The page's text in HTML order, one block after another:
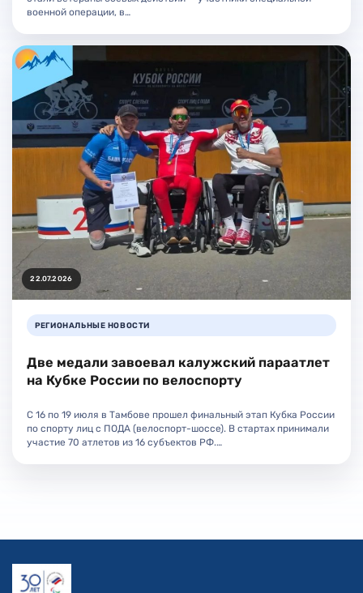
военной операции, в…
22.07.2026
РЕГИОНАЛЬНЫЕ НОВОСТИ
Две медали завоевал калужский параатлет
на Кубке России по велоспорту
С 16 по 19 июля в Тамбове прошел финальный этап Кубка России
по спорту лиц с ПОДА (велоспорт-шоссе). В стартах принимали
участие 70 атлетов из 16 субъектов РФ.…